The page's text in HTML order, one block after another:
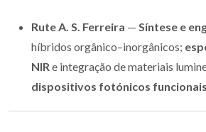
Rute A. S. Ferreira — Síntese e
híbridos orgânico–inorgânicos;
NIR e integração de materiais
dispositivos fotónicos funcionais